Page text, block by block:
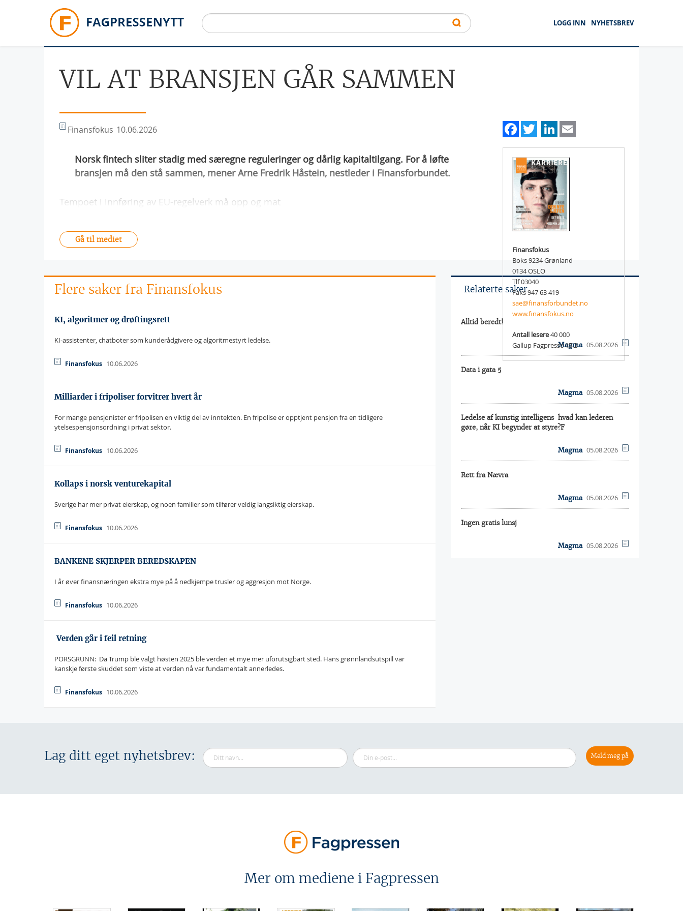
LOGG INN
NYHETSBREV
VIL AT BRANSJEN GÅR SAMMEN
Finansfokus 10.06.2026
Norsk fintech sliter stadig med særegne reguleringer og dårlig kapitaltilgang. For å løfte
bransjen må den stå sammen, mener Arne Fredrik Håstein, nestleder i Finansforbundet.
Tempoet i innføring av EU-regelverk må opp og mat
Gå til mediet
Facebook
TwitterLinkedIn
Finansfokus
Boks 9234 Grønland
0134 OSLO
Tlf 03040
Faks 947 63 419
sae@finansforbundet.no
www.finansfokus.no
Antall lesere40 000
Gallup Fagpresse 15.2
Flere saker fra Finansfokus
KI, algoritmer og drøftingsrett
KI-assistenter, chatboter som kunderådgivere og algoritmestyrt ledelse.
Finansfokus 10.06.2026
Milliarder i fripoliser forvitrer hvert år
For mange pensjonister er fripolisen en viktig del av inntekten. En fripolise er opptjent pensjon fra en tidligere
ytelsespensjonsordning i privat sektor.
Finansfokus 10.06.2026
Kollaps i norsk venturekapital
Sverige har mer privat eierskap, og noen familier som tilfører veldig langsiktig eierskap.
Finansfokus 10.06.2026
BANKENE SKJERPER BEREDSKAPEN
I år øver finansnæringen ekstra mye på å nedkjempe trusler og aggresjon mot Norge.
Finansfokus 10.06.2026
 Verden går i feil retning
PORSGRUNN:  Da Trump ble valgt høsten 2025 ble verden et mye mer uforutsigbart sted. Hans grønnlandsutspill var
kanskje første skuddet som viste at verden nå var fundamentalt annerledes.
Finansfokus 10.06.2026
Relaterte saker
Alltid beredt!
Magma 05.08.2026
Data i gata 5
Magma 05.08.2026
Ledelse af kunstig intelligens  hvad kan lederen
gøre, når KI begynder at styre?F
Magma 05.08.2026
Rett fra Nævra
Magma 05.08.2026
Ingen gratis lunsj
Magma 05.08.2026
Lag ditt eget nyhetsbrev:
Mer om mediene i Fagpressen